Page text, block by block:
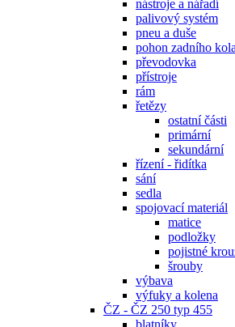
nástroje a nářadí
palivový systém
pneu a duše
pohon zadního kola
převodovka
přístroje
rám
řetězy
ostatní části
primární
sekundární
řízení - řidítka
sání
sedla
spojovací materiál
matice
podložky
pojistné
šrouby
výbava
výfuky a kolena
ČZ - ČZ 250 typ 455
blatníky